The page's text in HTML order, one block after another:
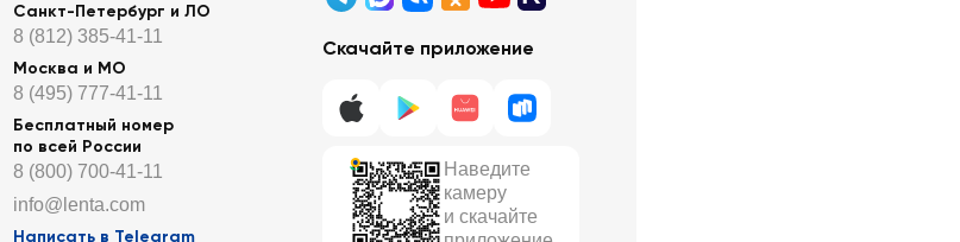
Санкт-Петербург и ЛО
8 (812) 385-41-11
Москва и МО
8 (495) 777-41-11
Бесплатный номер
по всей России
8 (800) 700-41-11
info@lenta.com
Написать в Telegram
Скачайте приложение
Наведите
камеру
и скачайте